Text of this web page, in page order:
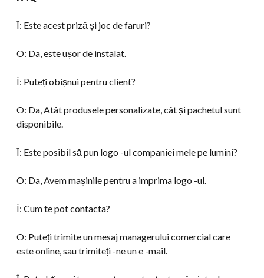
Î: Este acest priză și joc de faruri?
O: Da, este ușor de instalat.
Î: Puteți obișnui pentru client?
O: Da, Atât produsele personalizate, cât și pachetul sunt
disponibile.
Î: Este posibil să pun logo -ul companiei mele pe lumini?
O: Da, Avem mașinile pentru a imprima logo -ul.
Î: Cum te pot contacta?
O: Puteți trimite un mesaj managerului comercial care
este online, sau trimiteți -ne un e -mail.